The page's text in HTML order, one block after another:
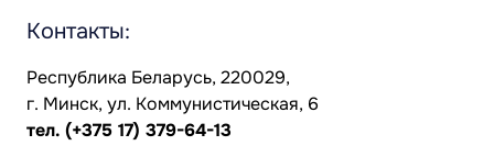
Контакты:
Республика Беларусь, 220029,
г. Минск, ул. Коммунистическая, 6
тел. (+375 17) 379-64-13